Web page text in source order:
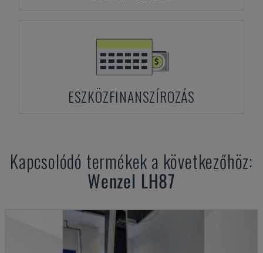
ESZKÖZFINANSZÍROZÁS
Kapcsolódó termékek a következőhöz:
Wenzel LH87